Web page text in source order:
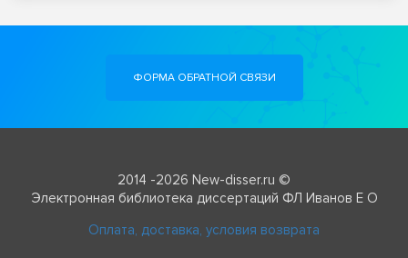
ФОРМА ОБРАТНОЙ СВЯЗИ
2014 -2026 New-disser.ru ©
Электронная библиотека диссертаций ФЛ Иванов Е О
Оплата, доставка, условия возврата